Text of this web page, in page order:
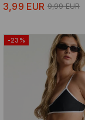
3,99 EUR 9,99 EUR
-23%